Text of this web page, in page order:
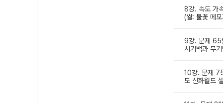
8강. 속도 가
(썰: 불꽃 메
9강. 문제 65
시기백과 무
10강. 문제
도 신화월드